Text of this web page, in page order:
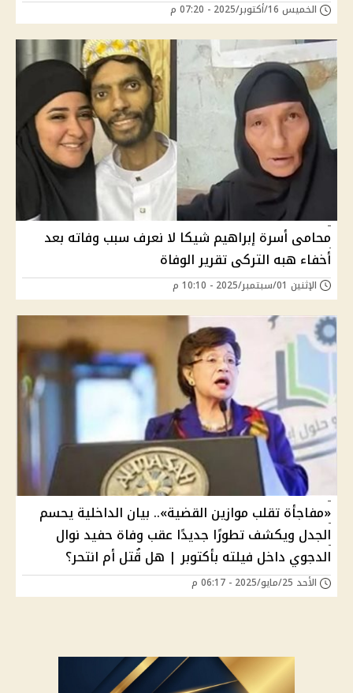
الخميس 16/أكتوبر/2025 - 07:20 م
محامى أسرة إبراهيم شيكا لا نعرف سبب وفاته بعد
أخفاء هبه التركى تقرير الوفاة
الإثنين 01/سبتمبر/2025 - 10:10 م
«مفاجأة تقلب موازين القضية».. بيان الداخلية يحسم
الجدل ويكشف تطورًا جديدًا عقب وفاة حفيد نوال
الدجوي داخل فيلته بأكتوبر | هل قُتل أم انتحر؟
الأحد 25/مايو/2025 - 06:17 م